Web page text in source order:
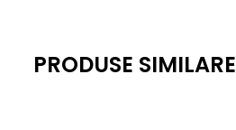
PRODUSE SIMILARE